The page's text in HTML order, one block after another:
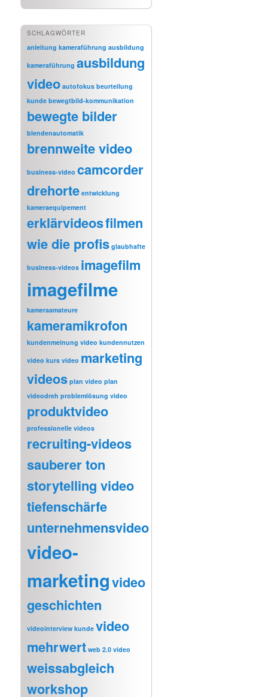
SCHLAGWÖRTER
anleitung kameraführung ausbildung
kameraführung ausbildung
video autofokus beurteilung
kunde bewegtbild-kommunikation
bewegte bilder
blendenautomatik
brennweite video
business-video camcorder
drehorte entwicklung
kameraequipement
erklärvideosfilmen
wie die profis glaubhafte
business-videos imagefilm
imagefilme
kameraamateure
kameramikrofon
kundenmeinung video kundennutzen
video kurs video marketing
videos plan video plan
videodreh problemlösung video
produktvideo
professionelle videos
recruiting-videos
sauberer ton
storytelling video
tiefenschärfe
unternehmensvideo
video-
marketingvideo
geschichten
videointerview kunde video
mehrwert web 2.0 video
weissabgleich
workshop